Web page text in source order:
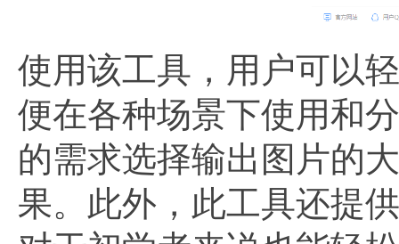
使用该工具，用户可以
便在各种场景下使用和
的需求选择输出图片的
果。此外，此工具还提